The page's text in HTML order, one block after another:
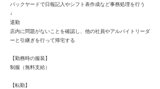
バックヤードで日報記入やシフト表作成など事務処理を行う
↓
退勤
店内に問題がないことを確認し、他の社員やアルバイトリーダ
ーと引継ぎを行って帰宅する
【勤務時の服装】
制服（無料支給）
【転勤】